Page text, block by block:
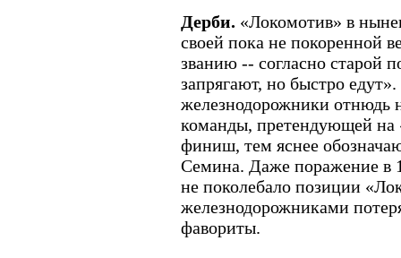
Дерби. «Локомотив» в
своей пока не покоренной
званию -- согласно старой
запрягают, но быстро
железнодорожники отнюдь
команды, претендующей на
финиш, тем яснее
Семина. Даже поражение в
не поколебало позиции
железнодорожниками
фавориты.